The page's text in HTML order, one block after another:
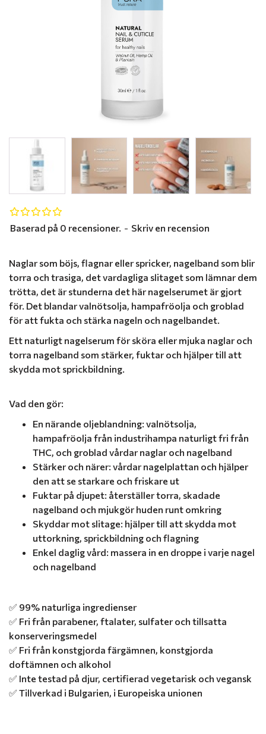
Naglar som böjs, flagnar eller spricker, nagelband som blir
torra och trasiga, det vardagliga slitaget som lämnar dem
trötta, det är stunderna det här nagelserumet är gjort
för. Det blandar valnötsolja, hampafröolja och groblad
för att fukta och stärka nageln och nagelbandet.
Ett naturligt nagelserum för sköra eller mjuka naglar och
torra nagelband som stärker, fuktar och hjälper till att
skydda mot sprickbildning.
Vad den gör:
En närande oljeblandning: valnötsolja,
hampafröolja från industrihampa naturligt fri från
THC, och groblad vårdar naglar och nagelband
Stärker och närer: vårdar nagelplattan och hjälper
den att se starkare och friskare ut
Fuktar på djupet: återställer torra, skadade
nagelband och mjukgör huden runt omkring
Skyddar mot slitage: hjälper till att skydda mot
uttorkning, sprickbildning och flagning
Enkel daglig vård: massera in en droppe i varje nagel
och nagelband
✅ 99% naturliga ingredienser
✅ Fri från parabener, ftalater, sulfater och tillsatta
konserveringsmedel
✅ Fri från konstgjorda färgämnen, konstgjorda
doftämnen och alkohol
✅ Inte testad på djur, certifierad vegetarisk och vegansk
✅ Tillverkad i Bulgarien, i Europeiska unionen
Baserad på 0 recensioner. - Skriv en recension